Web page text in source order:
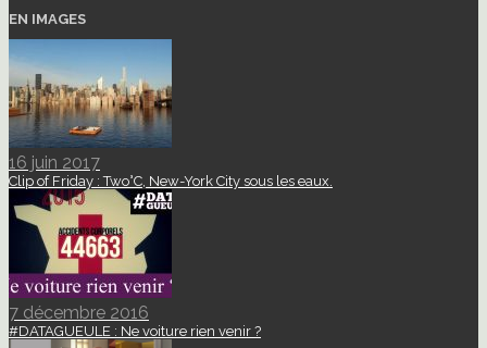
EN IMAGES
16 juin 2017
Clip of Friday : Two°C, New-York City sous les eaux.
7 décembre 2016
#DATAGUEULE : Ne voiture rien venir ?